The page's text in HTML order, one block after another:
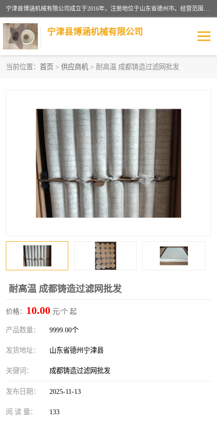
宁津县博涵机械有限公司成立于2016年，注册地位于山东省德州市。经营范围包括：机械设备研发、生产及销售，铸造用造型材料生产、销售，玻璃纤维及制品制造、销售，汽车零配件零售，机械零件、零部件加工，机械零件、零部件销售等；主要产品有：纤维过滤网,陶瓷过滤器,泡沫陶瓷过滤器,耐高温纤维过滤器,铸铁过滤器,铸铜过滤网,铸铝过滤网,铝轮毂过滤网,高效过滤网,高效陶瓷过滤网,高效纤维过滤网。
宁津县博涵机械有限公司
当前位置： 首页 > 供应商机 > 耐高温 成都铸造过滤网批发
耐高温 成都铸造过滤网批发
价格： 10.00 元/个 起
产品数量： 9999.00个
发货地址： 山东省德州宁津县
关键词： 成都铸造过滤网批发
发布日期： 2025-11-13
阅 读 量： 133
纤维网 挡渣棉
避脏网